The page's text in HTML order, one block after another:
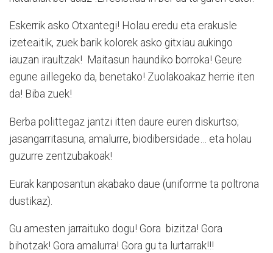
Eskerrik asko Otxantegi! Holau eredu eta erakusle
izeteaitik, zuek barik kolorek asko gitxiau aukingo
iauzan iraultzak! Maitasun haundiko borroka! Geure
egune aillegeko da, benetako! Zuolakoakaz herrie iten
da! Biba zuek!
Berba polittegaz jantzi itten daure euren diskurtso;
jasangarritasuna, amalurre, biodibersidade… eta holau
guzurre zentzubakoak!
Eurak kanposantun akabako daue (uniforme ta poltrona
dustikaz).
Gu amesten jarraituko dogu! Gora bizitza! Gora
bihotzak! Gora amalurra! Gora gu ta lurtarrak!!!